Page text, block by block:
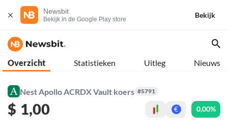
Newsbit
Bekijk in de Google Play store
Bekijk
Overzicht Statistieken Uitleg Nieuws
Nest Apollo ACRDX Vault koers #5791
$ 1,00 € 0,00%